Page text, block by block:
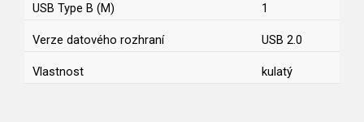
USB Type B (M) 1
Verze datového rozhraní USB 2.0
Vlastnost kulatý